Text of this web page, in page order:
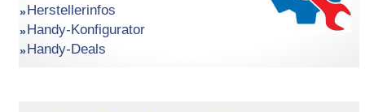
Herstellerinfos
Handy-Konfigurator
Handy-Deals